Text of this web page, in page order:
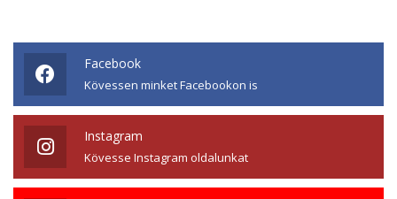
Facebook
Kövessen minket Facebookon is
Instagram
Kövesse Instagram oldalunkat